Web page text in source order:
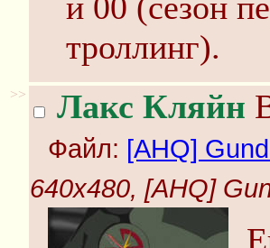
троллинг).
>> Лакс Кляйн
Файл: [AHQ]
640x480, [AHQ]